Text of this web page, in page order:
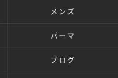
メンズ
パーマ
ブログ